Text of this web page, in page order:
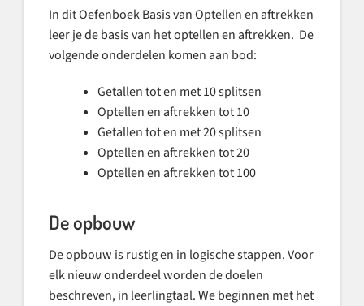
In dit Oefenboek Basis van Optellen en aftrekken
leer je de basis van het optellen en aftrekken. De
volgende onderdelen komen aan bod:
Getallen tot en met 10 splitsen
Optellen en aftrekken tot 10
Getallen tot en met 20 splitsen
Optellen en aftrekken tot 20
Optellen en aftrekken tot 100
De opbouw
De opbouw is rustig en in logische stappen. Voor
elk nieuw onderdeel worden de doelen
beschreven, in leerlingtaal. We beginnen met het